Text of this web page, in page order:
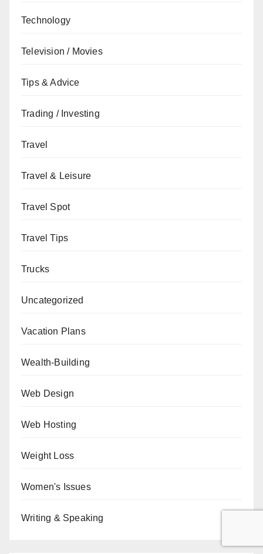
Technology
Television / Movies
Tips & Advice
Trading / Investing
Travel
Travel & Leisure
Travel Spot
Travel Tips
Trucks
Uncategorized
Vacation Plans
Wealth-Building
Web Design
Web Hosting
Weight Loss
Women's Issues
Writing & Speaking